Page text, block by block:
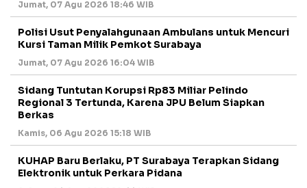
Jumat, 07 Agu 2026 18:46 WIB
Polisi Usut Penyalahgunaan Ambulans untuk Mencuri
Kursi Taman Milik Pemkot Surabaya
Jumat, 07 Agu 2026 16:04 WIB
Sidang Tuntutan Korupsi Rp83 Miliar Pelindo
Regional 3 Tertunda, Karena JPU Belum Siapkan
Berkas
Kamis, 06 Agu 2026 15:18 WIB
KUHAP Baru Berlaku, PT Surabaya Terapkan Sidang
Elektronik untuk Perkara Pidana